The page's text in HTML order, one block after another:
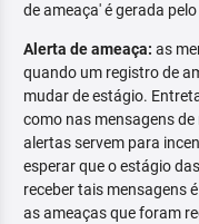
de ameaça' é gerada
Alerta de ameaça: as
quando um registro de
mudar de estágio.
como nas mensagens
alertas servem para
esperar que o estágio
receber tais mensagens
as ameaças que foram